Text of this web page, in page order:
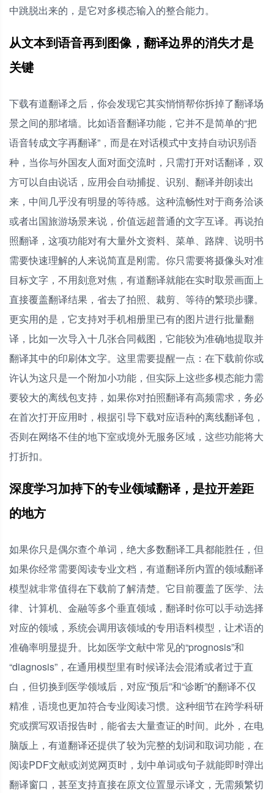
中跳脱出来的，是它对多模态输入的整合能力。
从文本到语音再到图像，翻译边界的消失才是
关键
下载有道翻译之后，你会发现它其实悄悄帮你拆掉了翻译场
景之间的那堵墙。比如语音翻译功能，它并不是简单的“把
语音转成文字再翻译”，而是在对话模式中支持自动识别语
种，当你与外国友人面对面交流时，只需打开对话翻译，双
方可以自由说话，应用会自动捕捉、识别、翻译并朗读出
来，中间几乎没有明显的等待感。这种流畅性对于商务洽谈
或者出国旅游场景来说，价值远超普通的文字互译。再说拍
照翻译，这项功能对有大量外文资料、菜单、路牌、说明书
需要快速理解的人来说简直是刚需。你只需要将摄像头对准
目标文字，不用刻意对焦，有道翻译就能在实时取景画面上
直接覆盖翻译结果，省去了拍照、裁剪、等待的繁琐步骤。
更实用的是，它支持对手机相册里已有的图片进行批量翻
译，比如一次导入十几张合同截图，它能较为准确地提取并
翻译其中的印刷体文字。这里需要提醒一点：在下载前你或
许认为这只是一个附加小功能，但实际上这些多模态能力需
要较大的离线包支持，如果你对拍照翻译有高频需求，务必
在首次打开应用时，根据引导下载对应语种的离线翻译包，
否则在网络不佳的地下室或境外无服务区域，这些功能将大
打折扣。
深度学习加持下的专业领域翻译，是拉开差距
的地方
如果你只是偶尔查个单词，绝大多数翻译工具都能胜任，但
如果你经常需要阅读专业文档，有道翻译所内置的领域翻译
模型就非常值得在下载前了解清楚。它目前覆盖了医学、法
律、计算机、金融等多个垂直领域，翻译时你可以手动选择
对应的领域，系统会调用该领域的专用语料模型，让术语的
准确率明显提升。比如医学文献中常见的“prognosis”和
“diagnosis”，在通用模型里有时候译法会混淆或者过于直
白，但切换到医学领域后，对应“预后”和“诊断”的翻译不仅
精准，语境也更加符合专业阅读习惯。这种细节在跨学科研
究或撰写双语报告时，能省去大量查证的时间。此外，在电
脑版上，有道翻译还提供了较为完整的划词和取词功能，在
阅读PDF文献或浏览网页时，划中单词或句子就能即时弹出
翻译窗口，甚至支持直接在原文位置显示译文，无需频繁切